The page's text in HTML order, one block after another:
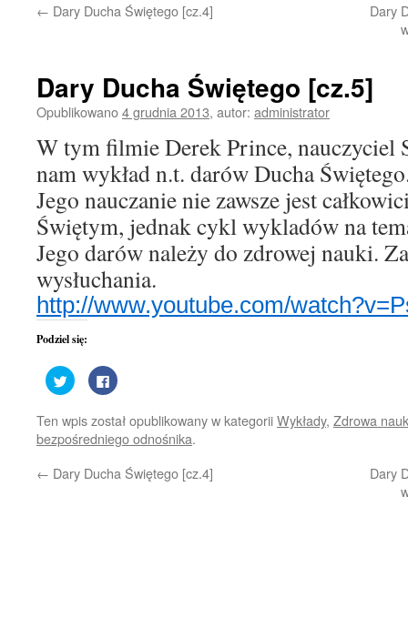
treści
← Dary Ducha Świętego [cz.4]
Dary
Dary Ducha Świętego [cz.5]
Opublikowano4 grudnia 2013, autor: administrator
W tym filmie Derek Prince, nauczyciel
nam wykład n.t. darów Ducha
Jego nauczanie nie zawsze jest
Świętym, jednak cykl wykladów na
Jego darów należy do zdrowej nauki.
wysłuchania.
http://www.youtube.com/
Podziel się:
Udostępnij
na
Twitterze(Otwiera
w
nowym
oknie)
Kliknij,
aby
Facebooku(Otwiera
w
oknie)
Ten wpis został opublikowany w kategoriiWykłady, Zdrowa
bezpośredniego odnośnika.
← Dary Ducha Świętego [cz.4]
Dary